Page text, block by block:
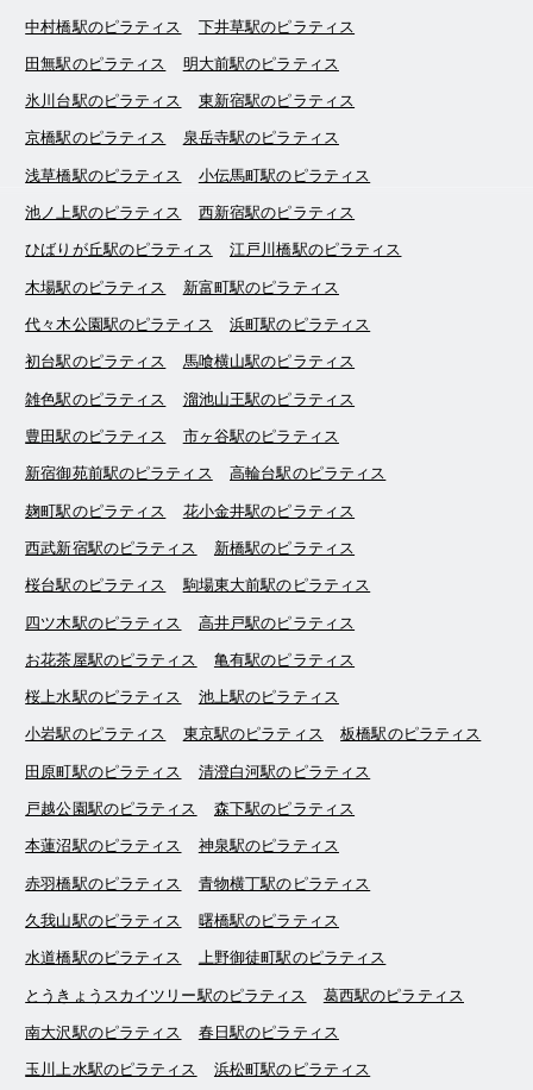
中村橋駅のピラティス 下井草駅のピラティス
田無駅のピラティス 明大前駅のピラティス
氷川台駅のピラティス 東新宿駅のピラティス
京橋駅のピラティス 泉岳寺駅のピラティス
浅草橋駅のピラティス 小伝馬町駅のピラティス
池ノ上駅のピラティス 西新宿駅のピラティス
ひばりが丘駅のピラティス 江戸川橋駅のピラティス
木場駅のピラティス 新富町駅のピラティス
代々木公園駅のピラティス 浜町駅のピラティス
初台駅のピラティス 馬喰横山駅のピラティス
雑色駅のピラティス 溜池山王駅のピラティス
豊田駅のピラティス 市ヶ谷駅のピラティス
新宿御苑前駅のピラティス 高輪台駅のピラティス
麹町駅のピラティス 花小金井駅のピラティス
西武新宿駅のピラティス 新橋駅のピラティス
桜台駅のピラティス 駒場東大前駅のピラティス
四ツ木駅のピラティス 高井戸駅のピラティス
お花茶屋駅のピラティス 亀有駅のピラティス
桜上水駅のピラティス 池上駅のピラティス
小岩駅のピラティス 東京駅のピラティス 板橋駅のピラティス
田原町駅のピラティス 清澄白河駅のピラティス
戸越公園駅のピラティス 森下駅のピラティス
本蓮沼駅のピラティス 神泉駅のピラティス
赤羽橋駅のピラティス 青物横丁駅のピラティス
久我山駅のピラティス 曙橋駅のピラティス
水道橋駅のピラティス 上野御徒町駅のピラティス
とうきょうスカイツリー駅のピラティス 葛西駅のピラティス
南大沢駅のピラティス 春日駅のピラティス
玉川上水駅のピラティス 浜松町駅のピラティス